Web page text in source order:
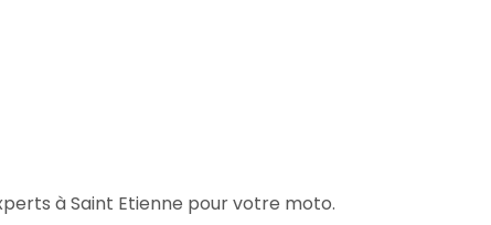
à Saint Etienne pour votre moto.